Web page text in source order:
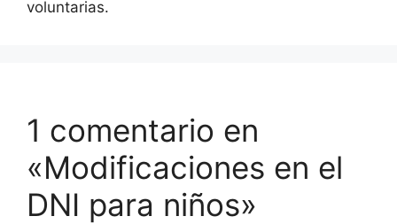
voluntarias.
1 comentario en
«Modificaciones en el
DNI para niños»